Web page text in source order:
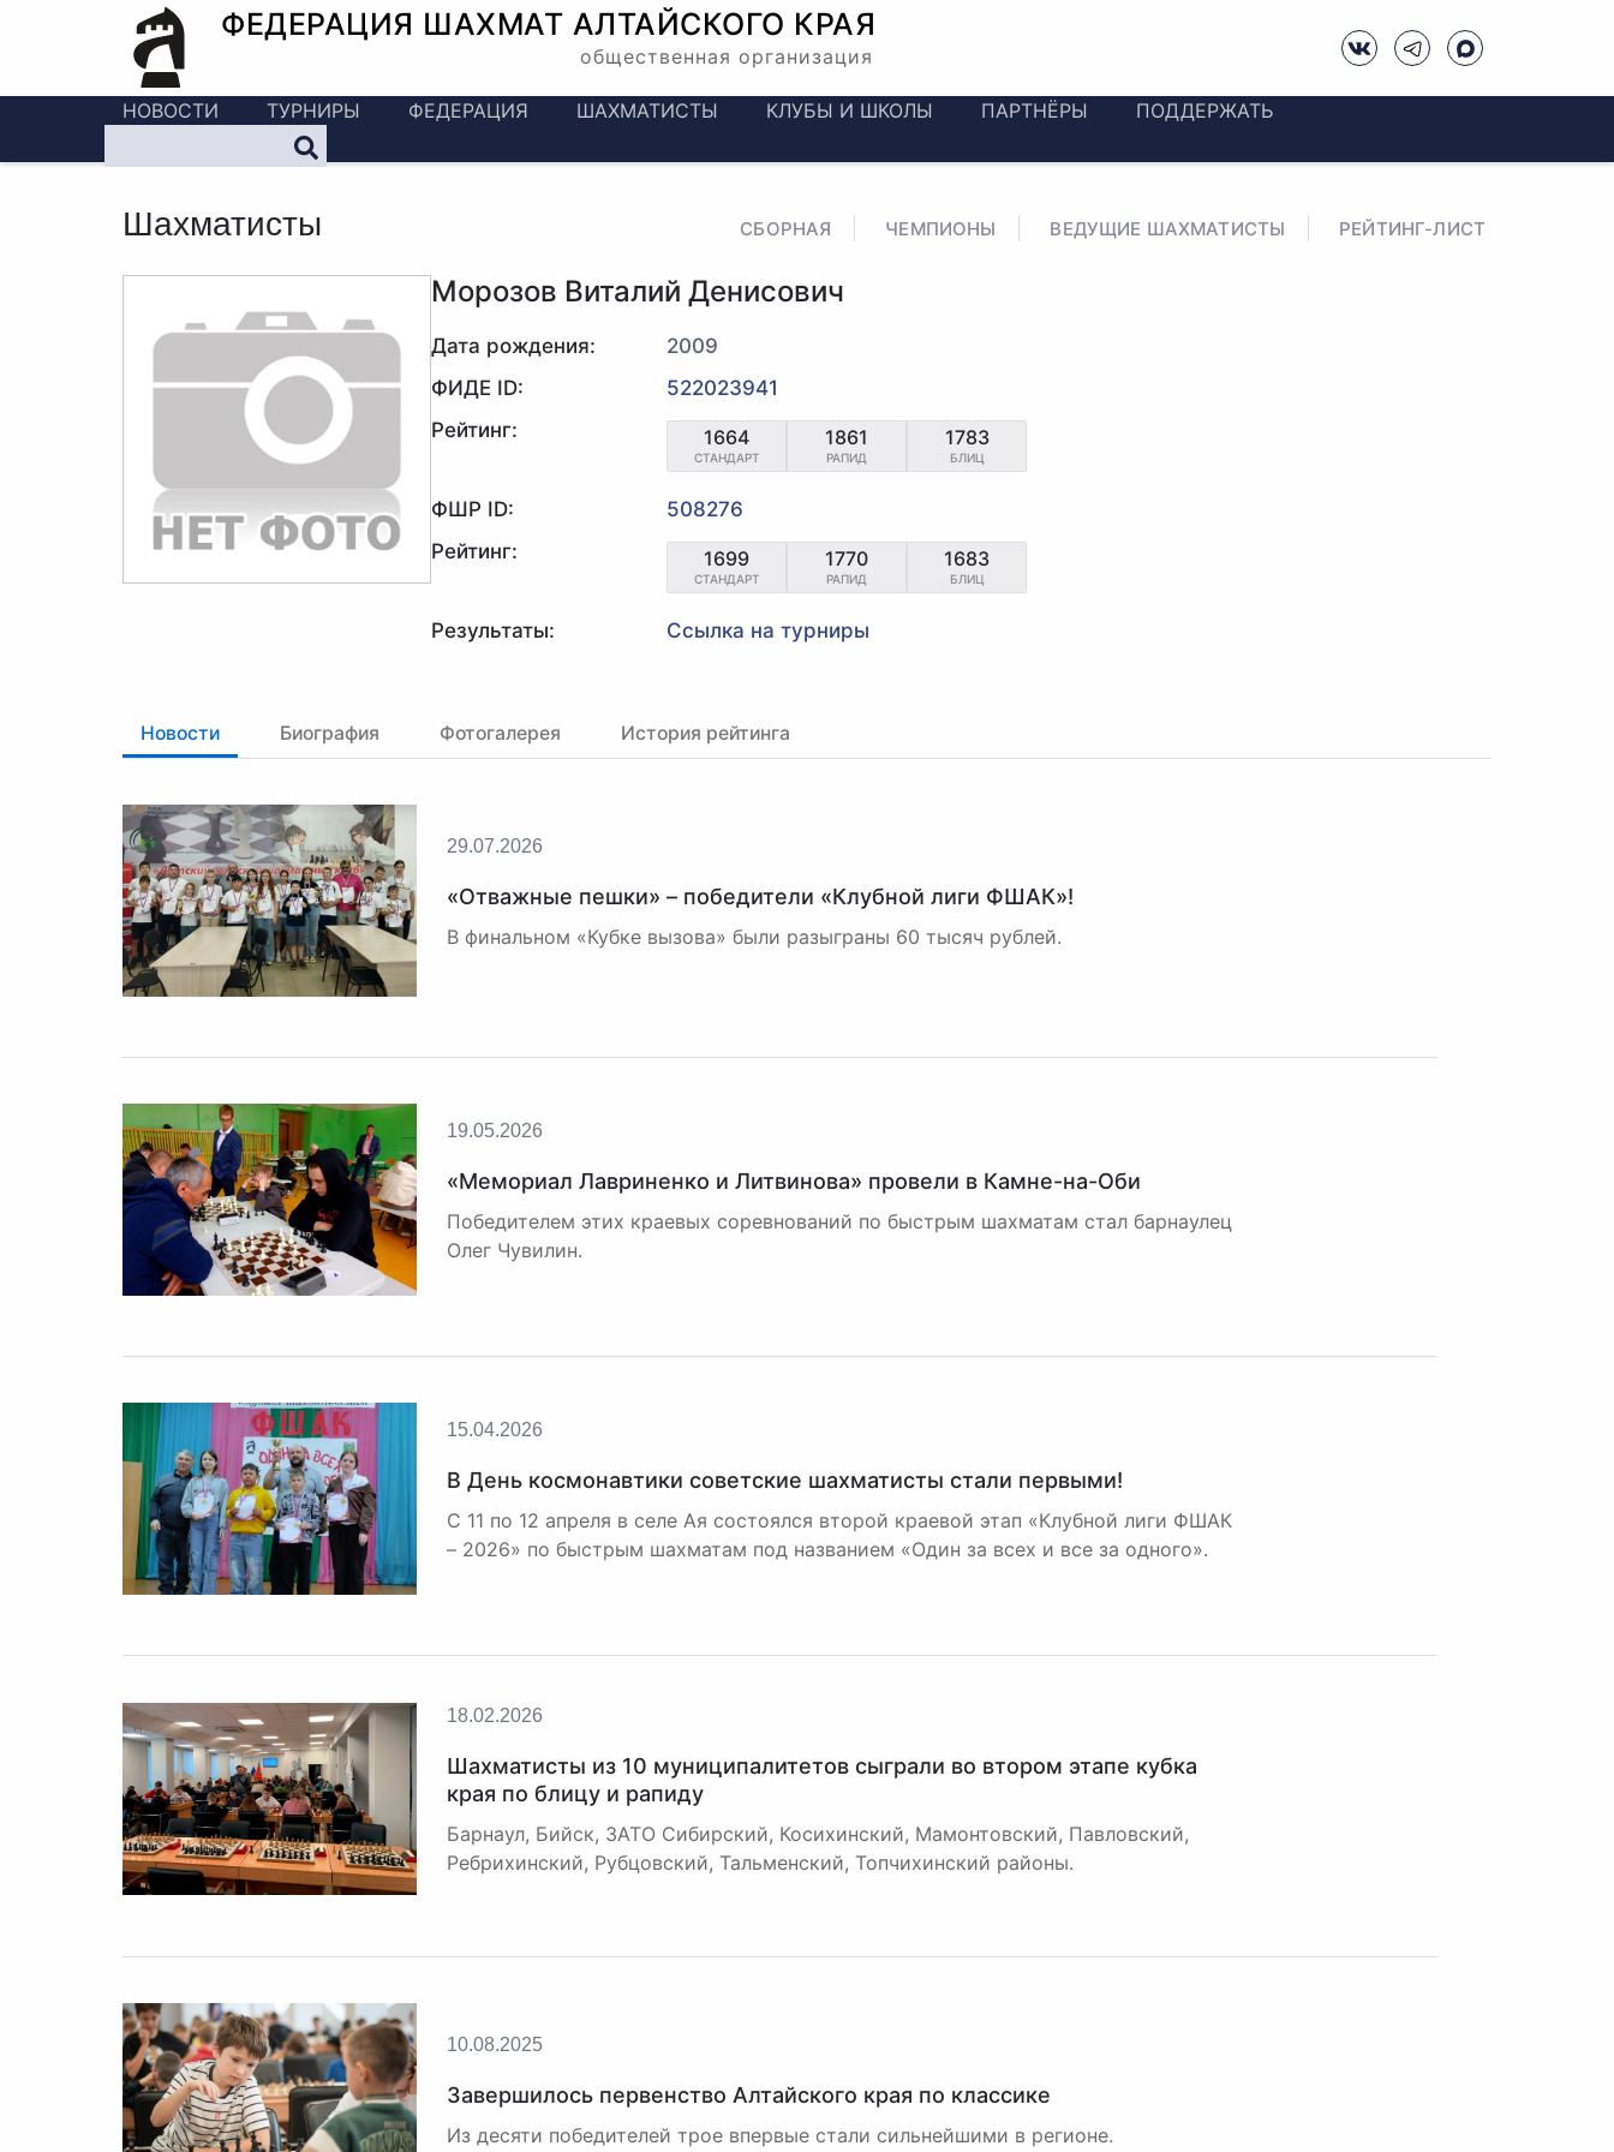
ФЕДЕРАЦИЯ ШАХМАТ АЛТАЙСКОГО КРАЯ
общественная организация
НОВОСТИ ТУРНИРЫ ФЕДЕРАЦИЯ ШАХМАТИСТЫ КЛУБЫ И ШКОЛЫ ПАРТНЁРЫ ПОДДЕРЖАТЬ
Шахматисты СБОРНАЯ ЧЕМПИОНЫ ВЕДУЩИЕ ШАХМАТИСТЫ РЕЙТИНГ-ЛИСТ
Морозов Виталий Денисович
Дата рождения:
2009
ФИДЕ ID:
522023941
Рейтинг:
1664
СТАНДАРТ
1861
РАПИД
1783
БЛИЦ
ФШР ID:
508276
Рейтинг:
1699
СТАНДАРТ
1770
РАПИД
1683
БЛИЦ
Результаты: Ссылка на турниры
Новости Биография Фотогалерея История рейтинга
29.07.2026
«Отважные пешки» – победители «Клубной лиги ФШАК»!
В финальном «Кубке вызова» были разыграны 60 тысяч рублей.
19.05.2026
«Мемориал Лавриненко и Литвинова» провели в Камне-на-Оби
Победителем этих краевых соревнований по быстрым шахматам стал барнаулец
Олег Чувилин.
15.04.2026
В День космонавтики советские шахматисты стали первыми!
С 11 по 12 апреля в селе Ая состоялся второй краевой этап «Клубной лиги ФШАК
– 2026» по быстрым шахматам под названием «Один за всех и все за одного».
18.02.2026
Шахматисты из 10 муниципалитетов сыграли во втором этапе кубка
края по блицу и рапиду
Барнаул, Бийск, ЗАТО Сибирский, Косихинский, Мамонтовский, Павловский,
Ребрихинский, Рубцовский, Тальменский, Топчихинский районы.
10.08.2025
Завершилось первенство Алтайского края по классике
Из десяти победителей трое впервые стали сильнейшими в регионе.